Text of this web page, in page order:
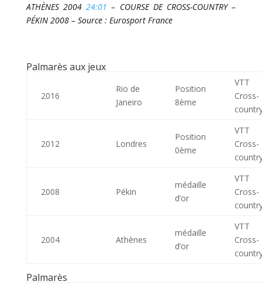
ATHÈNES 200424:01 – COURSE DE CROSS-COUNTRY –
PÉKIN 2008 – Source : Eurosport France
Palmarès aux jeux
2016
Rio de
Janeiro
Position
8ème
VTT
Cross-
2012 Londres
Position
0ème
VTT
Cross-
2008 Pékin
médaille
d’or
VTT
Cross-
2004 Athènes
médaille
d’or
VTT
Cross-
Palmarès